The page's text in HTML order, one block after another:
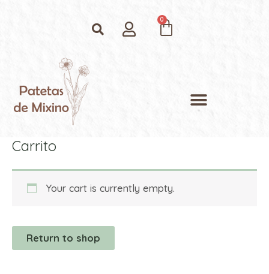
Search
Menu
Carrito
Your cart is currently empty.
Return to shop